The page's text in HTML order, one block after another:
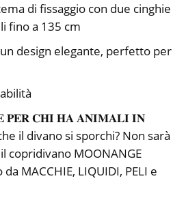
di fissaggio con due cinghie
fino a 135 cm
design elegante, perfetto per
𝐏𝐄𝐑 𝐂𝐇𝐈 𝐇𝐀 𝐀𝐍𝐈𝐌𝐀𝐋𝐈 𝐈𝐍
il divano si sporchi? Non sarà
copridivano MOONANGE
MACCHIE, LIQUIDI, PELI e